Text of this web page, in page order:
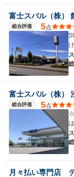
富士スバル（株）
総合評価 5点
富士スバル（株）
総合評価 5点
☆
月々払い専門店